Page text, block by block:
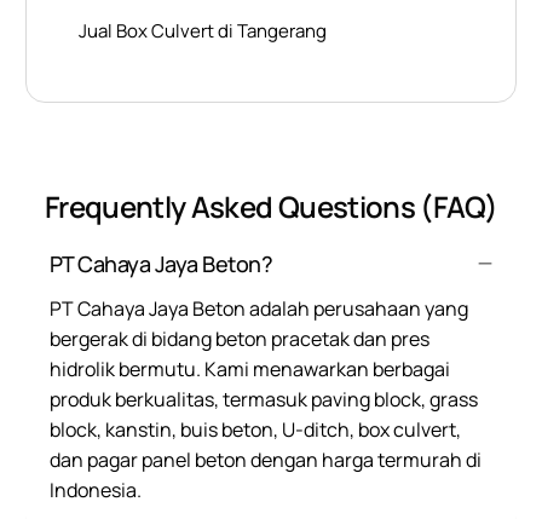
Jual Box Culvert di Tangerang
Frequently Asked Questions (FAQ)
PT Cahaya Jaya Beton?
PT Cahaya Jaya Beton adalah perusahaan yang
bergerak di bidang beton pracetak dan pres
hidrolik bermutu. Kami menawarkan berbagai
produk berkualitas, termasuk paving block, grass
block, kanstin, buis beton, U-ditch, box culvert,
dan pagar panel beton dengan harga termurah di
Indonesia.